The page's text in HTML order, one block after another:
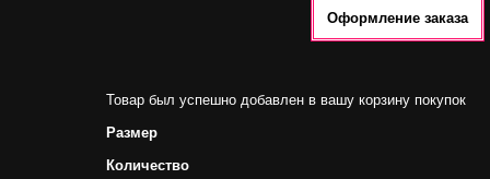
Оформление заказа
Товар был успешно добавлен в вашу корзину покупок
Размер
Количество